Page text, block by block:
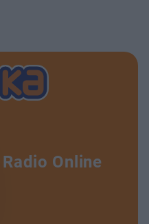
Radio Online